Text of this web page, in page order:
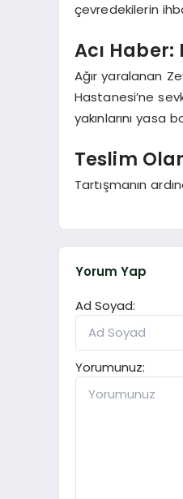
çevredekilerin
Acı Haber:
Ağır yaralanan
Hastanesi’ne
yakınlarını yasa
Teslim
Tartışmanın
Yorum Yap
Ad Soyad:
Yorumunuz: